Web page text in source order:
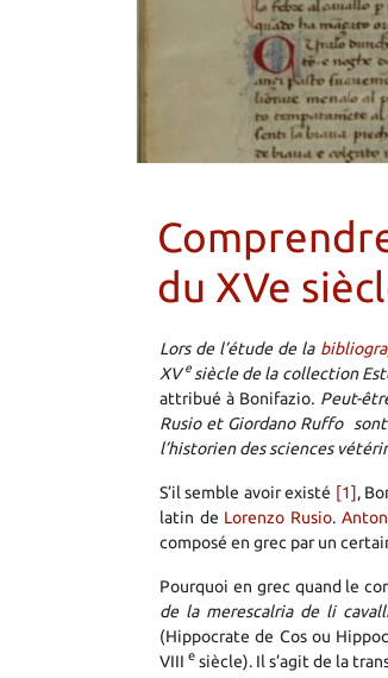
du XVe
Lors de l’étude de la
XVe siècle de la collection
attribué à Bonifazio. Peut-
Rusio et Giordano Ruffo
l’historien des sciences
S’il semble avoir existé [1] ,
latin de Lorenzo Rusio.
composé en grec par un
Pourquoi en grec quand le
de la merescalria de li
(Hippocrate de Cos ou
VIII e siècle). Il s’agit de la